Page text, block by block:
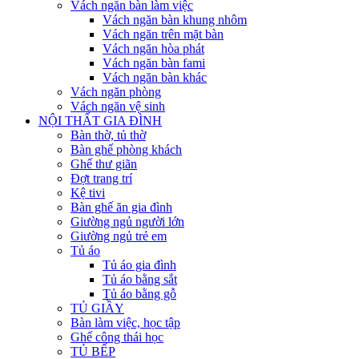
Vách ngăn bàn làm việc
Vách ngăn bàn khung nhôm
Vách ngăn trên mặt bàn
Vách ngăn hòa phát
Vách ngăn bàn fami
Vách ngăn bàn khác
Vách ngăn phòng
Vách ngăn vệ sinh
NỘI THẤT GIA ĐÌNH
Bàn thờ, tủ thờ
Bàn ghế phòng khách
Ghế thư giãn
Đợt trang trí
Kệ tivi
Bàn ghế ăn gia đình
Giường ngủ người lớn
Giường ngủ trẻ em
Tủ áo
Tủ áo gia đình
Tủ áo bằng sắt
Tủ áo bằng gỗ
TỦ GIẦY
Bàn làm việc, học tập
Ghế công thái học
TỦ BẾP